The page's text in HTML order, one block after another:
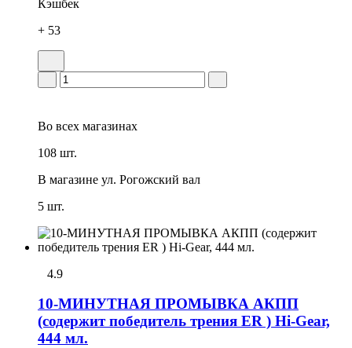
Кэшбек
+ 53
Во всех магазинах
108 шт.
В магазине ул. Рогожский вал
5 шт.
4.9
10-МИНУТНАЯ ПРОМЫВКА АКПП
(содержит победитель трения ER ) Hi-Gear,
444 мл.